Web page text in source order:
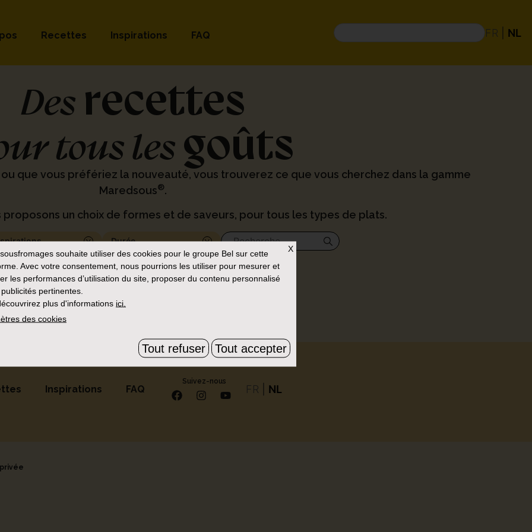
Recettes Inspirations FAQ FR NL
Des recettes
tous les goûts
que vous préfériez la nouveauté, vous trouverez ce que vous cherchez dans la gamme
Maredsous®.
proposons un choix de formes et de saveurs, pour tous les types de plats.
Durée
résultats avec ces critères, essayez d'en supprimer un.
Inspirations FAQ
Suivez-nous
FR NL
X
souhaite utiliser des cookies pour le groupe Bel sur cette
Avec votre consentement, nous pourrions les utiliser pour mesurer et
les performances d’utilisation du site, proposer du contenu personnalisé
pertinentes.
plus d'informations ici.
des cookies
Tout refuser Tout accepter